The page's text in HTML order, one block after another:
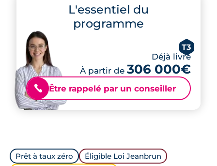
L'essentiel du
programme
T3
Déjà livré
À partir de 306 000€
📞 Être rappelé par un conseiller
Prêt à taux zéro
Éligible Loi Jeanbrun